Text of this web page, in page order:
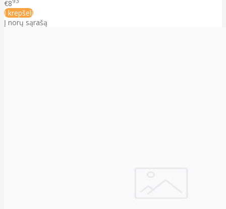
€8
Į krepšelį
Į norų sąrašą